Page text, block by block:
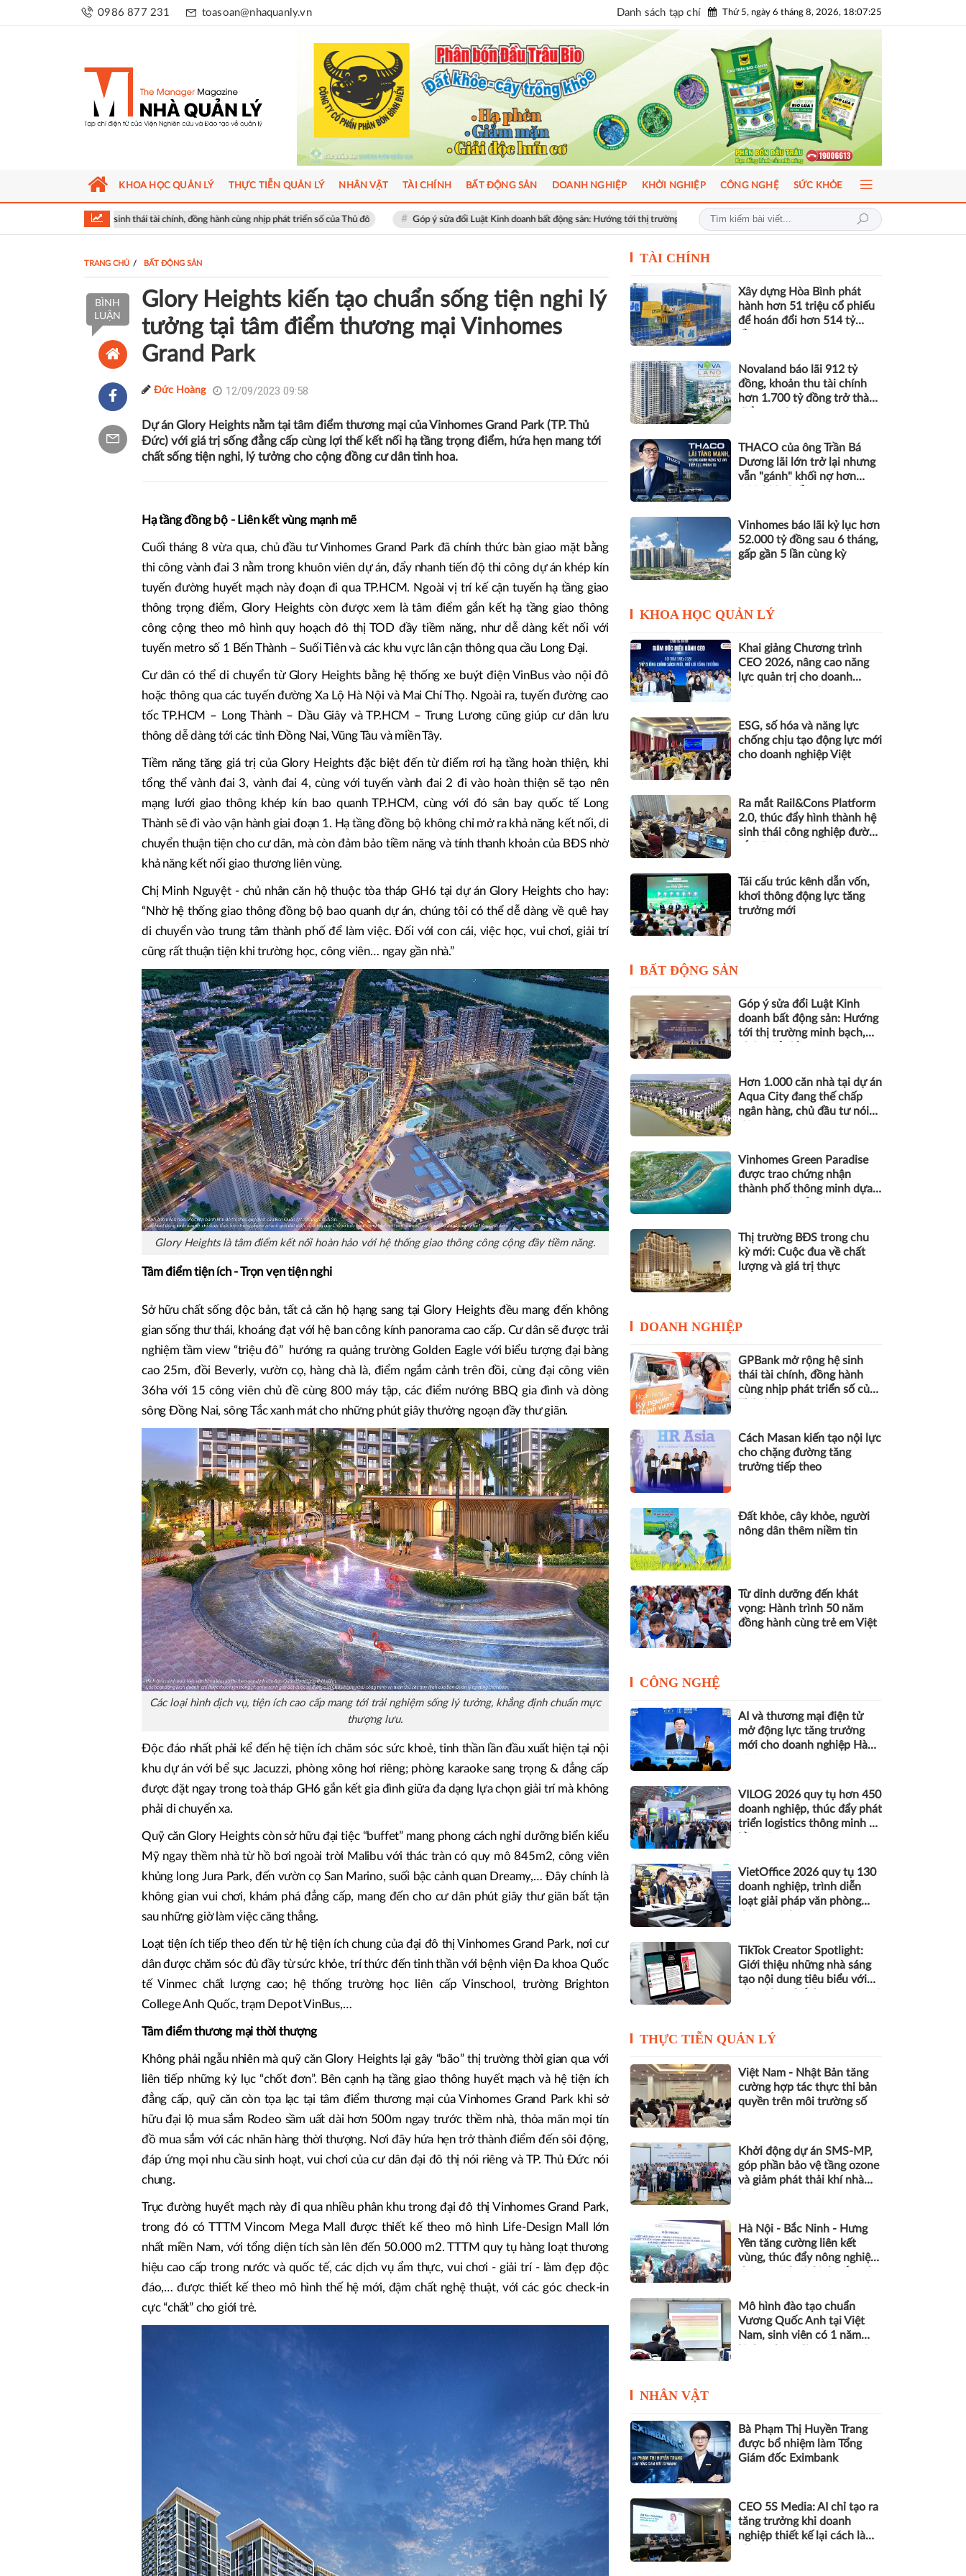
0986 877 231 toasoan@nhaquanly.vn Danh sách tạp chí Thứ 5, ngày 6 tháng 8, 2026, 18:07:26
hệ sinh thái tài chính, đồng hành cùng nhịp phát triển số của Thủ đô Góp ý sửa đổi Luật Kinh doanh bất động sản: Hướng tới thị trường minh bạch, phát triển bền vững Hơn 1.000 căn nhà tại dự án Aqua City đang thế
KHOA HỌC QUẢN LÝ THỰC TIỄN QUẢN LÝ NHÂN VẬT TÀI CHÍNH BẤT ĐỘNG SẢN DOANH NGHIỆP KHỞI NGHIỆP CÔNG NGHỆ SỨC KHỎE
TRANG CHỦ BẤT ĐỘNG SẢN
BÌNH
LUẬN
Glory Heights kiến tạo chuẩn sống tiện nghi lý
tưởng tại tâm điểm thương mại Vinhomes
Grand Park
Đức Hoàng 12/09/2023 09:58
Dự án Glory Heights nằm tại tâm điểm thương mại của Vinhomes Grand Park (TP. Thủ
Đức) với giá trị sống đẳng cấp cùng lợi thế kết nối hạ tầng trọng điểm, hứa hẹn mang tới
chất sống tiện nghi, lý tưởng cho cộng đồng cư dân tinh hoa.
Hạ tầng đồng bộ - Liên kết vùng mạnh mẽ
Cuối tháng 8 vừa qua, chủ đầu tư Vinhomes Grand Park đã chính thức bàn giao mặt bằng
thi công vành đai 3 nằm trong khuôn viên dự án, đẩy nhanh tiến độ thi công dự án khép kín
tuyến đường huyết mạch này đoạn đi qua TP.HCM. Ngoài vị trí kế cận tuyến hạ tầng giao
thông trọng điểm, Glory Heights còn được xem là tâm điểm gắn kết hạ tầng giao thông
công cộng theo mô hình quy hoạch đô thị TOD đầy tiềm năng, như dễ dàng kết nối với
tuyến metro số 1 Bến Thành – Suối Tiên và các khu vực lân cận thông qua cầu Long Đại.
Cư dân có thể di chuyển từ Glory Heights bằng hệ thống xe buýt điện VinBus vào nội đô
hoặc thông qua các tuyến đường Xa Lộ Hà Nội và Mai Chí Thọ. Ngoài ra, tuyến đường cao
tốc TP.HCM – Long Thành – Dầu Giây và TP.HCM – Trung Lương cũng giúp cư dân lưu
thông dễ dàng tới các tỉnh Đồng Nai, Vũng Tàu và miền Tây.
Tiềm năng tăng giá trị của Glory Heights đặc biệt đến từ điểm rơi hạ tầng hoàn thiện, khi
tổng thể vành đai 3, vành đai 4, cùng với tuyến vành đai 2 đi vào hoàn thiện sẽ tạo nên
mạng lưới giao thông khép kín bao quanh TP.HCM, cùng với đó sân bay quốc tế Long
Thành sẽ đi vào vận hành giai đoạn 1. Hạ tầng đồng bộ không chỉ mở ra khả năng kết nối, di
chuyển thuận tiện cho cư dân, mà còn đảm bảo tiềm năng và tính thanh khoản của BĐS nhờ
khả năng kết nối giao thương liên vùng.
Chị Minh Nguyệt - chủ nhân căn hộ thuộc tòa tháp GH6 tại dự án Glory Heights cho hay:
“Nhờ hệ thống giao thông đồng bộ bao quanh dự án, chúng tôi có thể dễ dàng về quê hay
di chuyển vào trung tâm thành phố để làm việc. Đối với con cái, việc học, vui chơi, giải trí
cũng rất thuận tiện khi trường học, công viên… ngay gần nhà.”
Glory Heights là tâm điểm kết nối hoàn hảo với hệ thống giao thông công cộng đầy tiềm năng.
Tâm điểm tiện ích - Trọn vẹn tiện nghi
Sở hữu chất sống độc bản, tất cả căn hộ hạng sang tại Glory Heights đều mang đến không
gian sống thư thái, khoáng đạt với hệ ban công kính panorama cao cấp. Cư dân sẽ được trải
nghiệm tầm view “triệu đô” hướng ra quảng trường Golden Eagle với biểu tượng đại bàng
cao 25m, đồi Beverly, vườn cọ, hàng chà là, điểm ngắm cảnh trên đồi, cùng đại công viên
36ha với 15 công viên chủ đề cùng 800 máy tập, các điểm nướng BBQ gia đình và dòng
sông Đồng Nai, sông Tắc xanh mát cho những phút giây thưởng ngoạn đầy thư giãn.
Các loại hình dịch vụ, tiện ích cao cấp mang tới trải nghiệm sống lý tưởng, khẳng định chuẩn mực
thượng lưu.
Độc đáo nhất phải kể đến hệ tiện ích chăm sóc sức khoẻ, tinh thần lần đầu xuất hiện tại nội
khu dự án với bể sục Jacuzzi, phòng xông hơi riêng; phòng karaoke sang trọng & đẳng cấp
được đặt ngay trong toà tháp GH6 gắn kết gia đình giữa đa dạng lựa chọn giải trí mà không
phải di chuyển xa.
Quỹ căn Glory Heights còn sở hữu đại tiệc “buffet” mang phong cách nghỉ dưỡng biển kiểu
Mỹ ngay thềm nhà từ hồ bơi ngoài trời Malibu với thác tràn có quy mô 845m2, công viên
khủng long Jura Park, đến vườn cọ San Marino, suối bậc cảnh quan Dreamy,… Đây chính là
không gian vui chơi, khám phá đẳng cấp, mang đến cho cư dân phút giây thư giãn bất tận
sau những giờ làm việc căng thẳng.
Loạt tiện ích tiếp theo đến từ hệ tiện ích chung của đại đô thị Vinhomes Grand Park, nơi cư
dân được chăm sóc đủ đầy từ sức khỏe, trí thức đến tinh thần với bệnh viện Đa khoa Quốc
tế Vinmec chất lượng cao; hệ thống trường học liên cấp Vinschool, trường Brighton
College Anh Quốc, trạm Depot VinBus,…
Tâm điểm thương mại thời thượng
Không phải ngẫu nhiên mà quỹ căn Glory Heights lại gây “bão” thị trường thời gian qua với
liên tiếp những kỷ lục “chốt đơn”. Bên cạnh hạ tầng giao thông huyết mạch và hệ tiện ích
đẳng cấp, quỹ căn còn tọa lạc tại tâm điểm thương mại của Vinhomes Grand Park khi sở
hữu đại lộ mua sắm Rodeo sầm uất dài hơn 500m ngay trước thềm nhà, thỏa mãn mọi tín
đồ mua sắm với các nhãn hàng thời thượng. Nơi đây hứa hẹn trở thành điểm đến sôi động,
đáp ứng mọi nhu cầu sinh hoạt, vui chơi của cư dân đại đô thị nói riêng và TP. Thủ Đức nói
chung.
Trục đường huyết mạch này đi qua nhiều phân khu trong đại đô thị Vinhomes Grand Park,
trong đó có TTTM Vincom Mega Mall được thiết kế theo mô hình Life-Design Mall lớn
nhất miền Nam, với tổng diện tích sàn lên đến 50.000 m2. TTTM quy tụ hàng loạt thương
hiệu cao cấp trong nước và quốc tế, các dịch vụ ẩm thực, vui chơi - giải trí - làm đẹp độc
đáo,… được thiết kế theo mô hình thế hệ mới, đậm chất nghệ thuật, với các góc check-in
cực “chất” cho giới trẻ.
TÀI CHÍNH
Xây dựng Hòa Bình phát
hành hơn 51 triệu cổ phiếu
để hoán đổi hơn 514 tỷ
Novaland báo lãi 912 tỷ
đồng, khoản thu tài chính
hơn 1.700 tỷ đồng trở thành
THACO của ông Trần Bá
Dương lãi lớn trở lại nhưng
vẫn "gánh" khối nợ hơn
Vinhomes báo lãi kỷ lục hơn
52.000 tỷ đồng sau 6 tháng,
gấp gần 5 lần cùng kỳ
KHOA HỌC QUẢN LÝ
Khai giảng Chương trình
CEO 2026, nâng cao năng
lực quản trị cho doanh
ESG, số hóa và năng lực
chống chịu tạo động lực mới
cho doanh nghiệp Việt
Ra mắt Rail&Cons Platform
2.0, thúc đẩy hình thành hệ
sinh thái công nghiệp đường
Tái cấu trúc kênh dẫn vốn,
khơi thông động lực tăng
trưởng mới
BẤT ĐỘNG SẢN
Góp ý sửa đổi Luật Kinh
doanh bất động sản: Hướng
tới thị trường minh bạch,
Hơn 1.000 căn nhà tại dự án
Aqua City đang thế chấp
ngân hàng, chủ đầu tư nói
Vinhomes Green Paradise
được trao chứng nhận
thành phố thông minh dựa
Thị trường BĐS trong chu
kỳ mới: Cuộc đua về chất
lượng và giá trị thực
DOANH NGHIỆP
GPBank mở rộng hệ sinh
thái tài chính, đồng hành
cùng nhịp phát triển số của
Cách Masan kiến tạo nội lực
cho chặng đường tăng
trưởng tiếp theo
Đất khỏe, cây khỏe, người
nông dân thêm niềm tin
Từ dinh dưỡng đến khát
vọng: Hành trình 50 năm
đồng hành cùng trẻ em Việt
CÔNG NGHỆ
AI và thương mại điện tử
mở động lực tăng trưởng
mới cho doanh nghiệp Hà
VILOG 2026 quy tụ hơn 450
doanh nghiệp, thúc đẩy phát
triển logistics thông minh và
VietOffice 2026 quy tụ 130
doanh nghiệp, trình diễn
loạt giải pháp văn phòng
TikTok Creator Spotlight:
Giới thiệu những nhà sáng
tạo nội dung tiêu biểu với
THỰC TIỄN QUẢN LÝ
Việt Nam - Nhật Bản tăng
cường hợp tác thực thi bản
quyền trên môi trường số
Khởi động dự án SMS-MP,
góp phần bảo vệ tầng ozone
và giảm phát thải khí nhà
Hà Nội - Bắc Ninh - Hưng
Yên tăng cường liên kết
vùng, thúc đẩy nông nghiệp
Mô hình đào tạo chuẩn
Vương Quốc Anh tại Việt
Nam, sinh viên có 1 năm
NHÂN VẬT
Bà Phạm Thị Huyền Trang
được bổ nhiệm làm Tổng
Giám đốc Eximbank
CEO 5S Media: AI chỉ tạo ra
tăng trưởng khi doanh
nghiệp thiết kế lại cách làm